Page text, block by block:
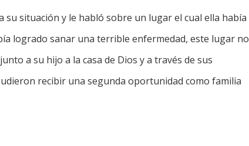
su situación y le habló sobre un lugar el cual ella había
logrado sanar una terrible enfermedad, este lugar no
a su hijo a la casa de Dios y a través de sus
recibir una segunda oportunidad como familia